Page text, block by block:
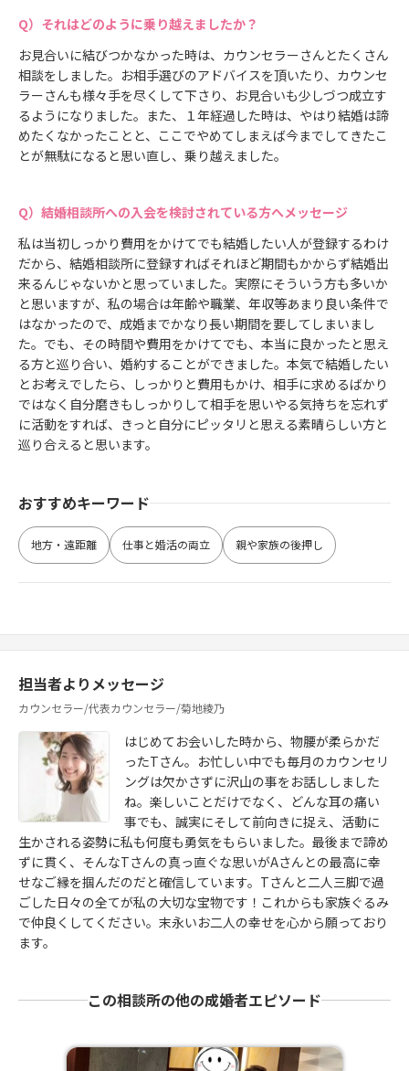
それはどのように乗り越えましたか？
お見合いに結びつかなかった時は、カウンセラーさんとたくさん
相談をしました。お相手選びのアドバイスを頂いたり、カウンセ
ラーさんも様々手を尽くして下さり、お見合いも少しづつ成立す
るようになりました。また、１年経過した時は、やはり結婚は諦
めたくなかったことと、ここでやめてしまえば今までしてきたこ
とが無駄になると思い直し、乗り越えました。
結婚相談所への入会を検討されている方へメッセージ
私は当初しっかり費用をかけてでも結婚したい人が登録するわけ
だから、結婚相談所に登録すればそれほど期間もかからず結婚出
来るんじゃないかと思っていました。実際にそういう方も多いか
と思いますが、私の場合は年齢や職業、年収等あまり良い条件で
はなかったので、成婚までかなり長い期間を要してしまいまし
た。でも、その時間や費用をかけてでも、本当に良かったと思え
る方と巡り合い、婚約することができました。本気で結婚したい
とお考えでしたら、しっかりと費用もかけ、相手に求めるばかり
ではなく自分磨きもしっかりして相手を思いやる気持ちを忘れず
に活動をすれば、きっと自分にピッタリと思える素晴らしい方と
巡り合えると思います。
おすすめキーワード
地方・遠距離 仕事と婚活の両立 親や家族の後押し
担当者よりメッセージ
カウンセラー/代表カウンセラー/菊地綾乃
はじめてお会いした時から、物腰が柔らかだ
ったTさん。お忙しい中でも毎月のカウンセリ
ングは欠かさずに沢山の事をお話ししました
ね。楽しいことだけでなく、どんな耳の痛い
事でも、誠実にそして前向きに捉え、活動に
生かされる姿勢に私も何度も勇気をもらいました。最後まで諦め
ずに貫く、そんなTさんの真っ直ぐな思いがAさんとの最高に幸
せなご縁を掴んだのだと確信しています。Tさんと二人三脚で過
ごした日々の全てが私の大切な宝物です！これからも家族ぐるみ
で仲良くしてください。末永いお二人の幸せを心から願っており
ます。
この相談所の他の成婚者エピソード